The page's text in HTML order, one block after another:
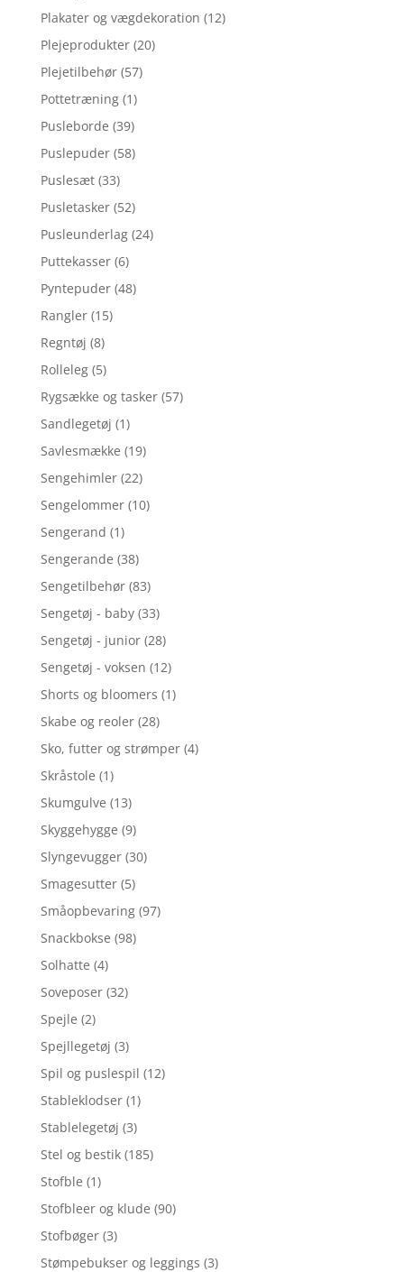
Plakater og vægdekoration (12)
Plejeprodukter (20)
Plejetilbehør (57)
Pottetræning (1)
Pusleborde (39)
Puslepuder (58)
Puslesæt (33)
Pusletasker (52)
Pusleunderlag (24)
Puttekasser (6)
Pyntepuder (48)
Rangler (15)
Regntøj (8)
Rolleleg (5)
Rygsække og tasker (57)
Sandlegetøj (1)
Savlesmække (19)
Sengehimler (22)
Sengelommer (10)
Sengerand (1)
Sengerande (38)
Sengetilbehør (83)
Sengetøj - baby (33)
Sengetøj - junior (28)
Sengetøj - voksen (12)
Shorts og bloomers (1)
Skabe og reoler (28)
Sko, futter og strømper (4)
Skråstole (1)
Skumgulve (13)
Skyggehygge (9)
Slyngevugger (30)
Smagesutter (5)
Småopbevaring (97)
Snackbokse (98)
Solhatte (4)
Soveposer (32)
Spejle (2)
Spejllegetøj (3)
Spil og puslespil (12)
Stableklodser (1)
Stablelegetøj (3)
Stel og bestik (185)
Stofble (1)
Stofbleer og klude (90)
Stofbøger (3)
Stømpebukser og leggings (3)